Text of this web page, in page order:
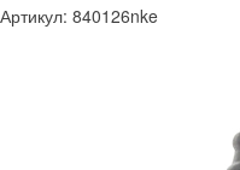
Артикул: 840126nke